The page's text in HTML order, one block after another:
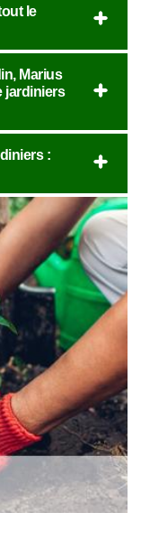
le
Marius
jardiniers
: